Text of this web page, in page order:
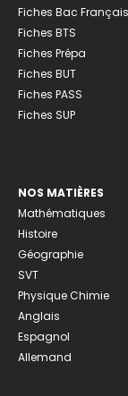
Fiches Bac Français
Fiches BTS
Fiches Prépa
Fiches BUT
Fiches PASS
Fiches SUP
NOS MATIÈRES
Mathématiques
Histoire
Géographie
SVT
Physique Chimie
Anglais
Espagnol
Allemand